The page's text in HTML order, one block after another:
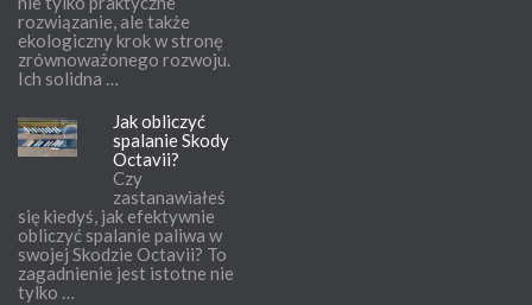
rozwiązanie, ale także
ekologiczny krok w stronę
zrównoważonego rozwoju.
Ich solidna …
Jak obliczyć
spalanie Skody
Octavii?
Czy
zastanawiałeś
się kiedyś, jak efektywnie
obliczyć spalanie paliwa w
swojej Skodzie Octavii? To
zagadnienie jest istotne nie
tylko …